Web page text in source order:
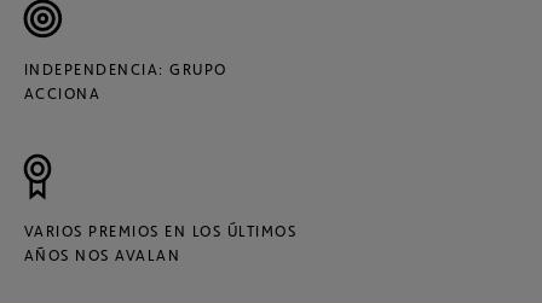
INDEPENDENCIA: GRUPO
ACCIONA
VARIOS PREMIOS EN LOS ÚLTIMOS
AÑOS NOS AVALAN